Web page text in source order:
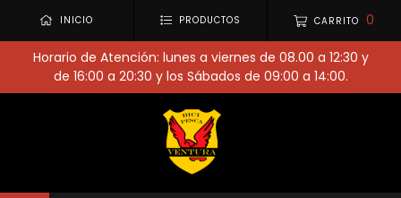
INICIO PRODUCTOS CARRITO 0
Horario de Atención: lunes a viernes de 08.00 a 12:30 y
de 16:00 a 20:30 y los Sábados de 09:00 a 14:00.